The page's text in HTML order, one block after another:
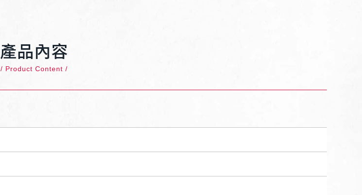
產品內容
/ Product Content /